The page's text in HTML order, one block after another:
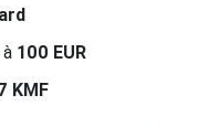
100 EUR
KMF